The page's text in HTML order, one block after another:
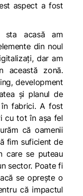
aspect a fost
sta acasă am
din noul
dar am
această zonă.
development
și planul de
fabrici. A fost
cu tot în așa fel
că oamenii
fim suficient de
care se puteau
sector. Poate fi
se oprește o
că impactul